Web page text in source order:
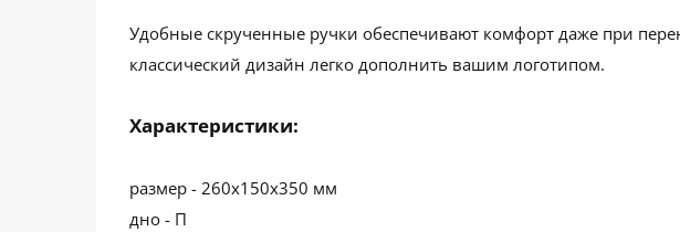
Удобные скрученные ручки обеспечивают комфорт даже при
классический дизайн легко дополнить вашим логотипом.
Характеристики:
размер - 260х150х350 мм
дно - П